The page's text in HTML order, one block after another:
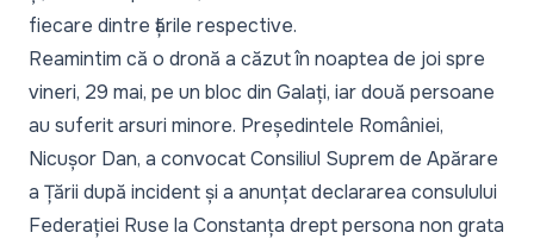
fiecare dintre țările respective.
Reamintim că o dronă a căzut în noaptea de joi spre
vineri, 29 mai, pe un bloc din Galați, iar două persoane
au suferit arsuri minore. Președintele României,
Nicușor Dan, a convocat Consiliul Suprem de Apărare
a Țării după incident și a anunțat declararea consulului
Federației Ruse la Constanța drept persona non grata